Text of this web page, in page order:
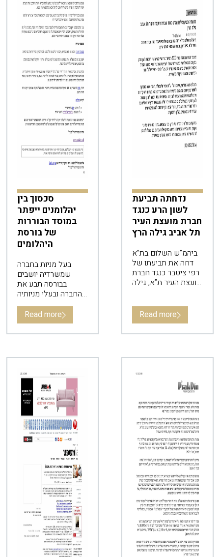
סכסוך בין
יהלומנים ייפתר
במוסד הבוררות
של בורסת
היהלומים
בעל מניות בחברה
שמשרדיה יושבים
בבורסה תבע את
החברה ובעלי מניותיה
האחרים, בטענה
Read more
נדחתה תביעת
לשון הרע כנגד
חברת מועצת העיר
תל אביב גילה הרץ
ביהמ”ש השלום בת”א
דחה את תביעתו של
רפי ציטבר כנגד חברת
מועצת העיר ת”א, גילה
Read more